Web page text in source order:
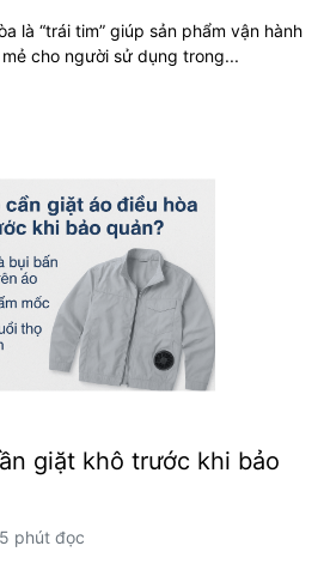
là “trái tim” giúp sản phẩm vận hành
cho người sử dụng trong...
giặt khô trước khi bảo
5 phút đọc